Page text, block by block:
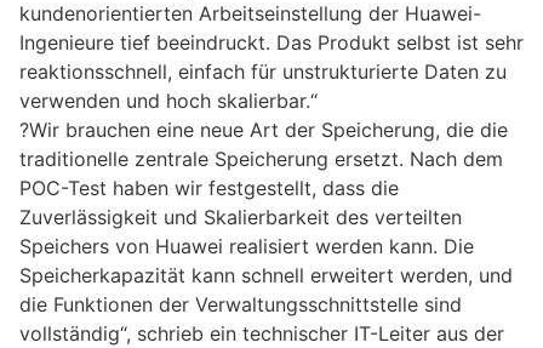
kundenorientierten Arbeitseinstellung der Huawei-
Ingenieure tief beeindruckt. Das Produkt selbst ist sehr
reaktionsschnell, einfach für unstrukturierte Daten zu
verwenden und hoch skalierbar.“
?Wir brauchen eine neue Art der Speicherung, die die
traditionelle zentrale Speicherung ersetzt. Nach dem
POC-Test haben wir festgestellt, dass die
Zuverlässigkeit und Skalierbarkeit des verteilten
Speichers von Huawei realisiert werden kann. Die
Speicherkapazität kann schnell erweitert werden, und
die Funktionen der Verwaltungsschnittstelle sind
vollständig“, schrieb ein technischer IT-Leiter aus der